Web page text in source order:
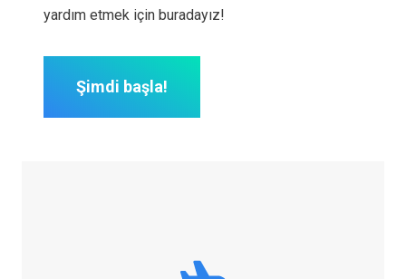
yardım etmek için buradayız!
Şimdi başla!